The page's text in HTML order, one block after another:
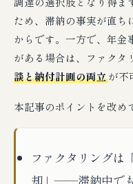
ため、滞納の事実が直ち
からです。一方で、年金
がある場合は、ファクタ
談と納付計画の両立が不
本記事のポイントを改め
ファクタリングは
却」——滞納中で